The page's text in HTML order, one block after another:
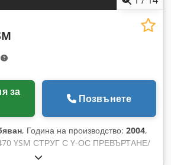
Позвънете
, Година на производство: 2004,
YSM СТРУГ С Y-ОС ПРЕВЪРТАНЕ/
МОТОРИЗИРАНИ КУЛИ CNC